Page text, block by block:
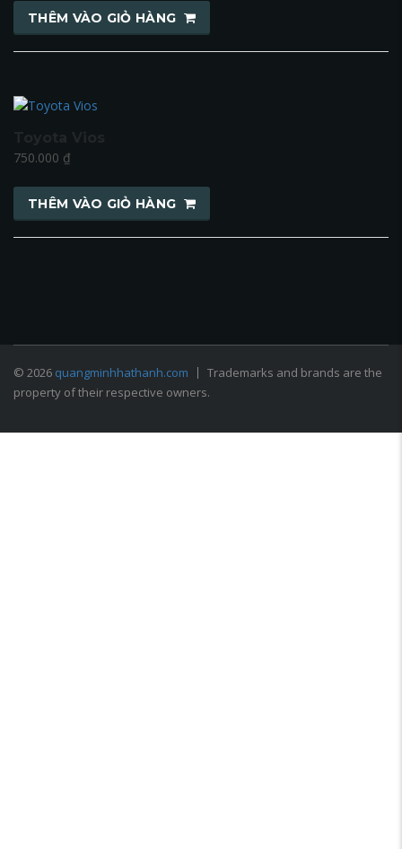
THÊM VÀO GIỎ HÀNG
750.000 ₫
THÊM VÀO GIỎ HÀNG
© 2026 quangminhhathanh.com
Trademarks and brands are the
property of their respective owners.